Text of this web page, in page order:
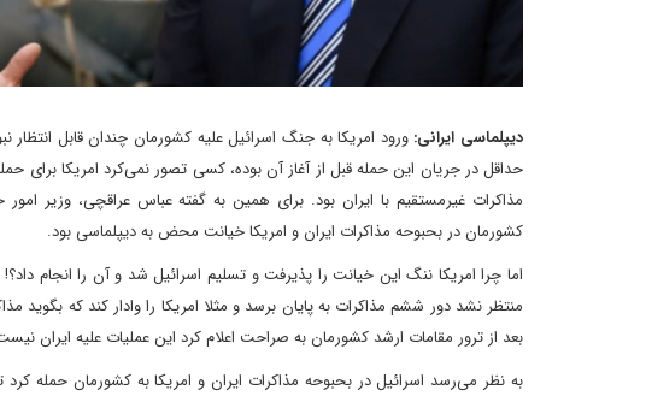
دیپلماسی ایرانی: ورود امریکا به جنگ اسرائیل علیه کشورمان چندان قابل
حداقل در جریان این حمله قبل از آغاز آن بوده، کسی تصور نمی‌کرد امریکا برای
مذاکرات غیرمستقیم با ایران بود. برای همین به گفته عباس عراقچی، وزیر
کشورمان در بحبوحه مذاکرات ایران و امریکا خیانت محض به دیپلماسی بود.
اما چرا امریکا ننگ این خیانت را پذیرفت و تسلیم اسرائیل شد و آن را انجام
منتظر نشد دور ششم مذاکرات به پایان برسد و مثلا امریکا را وادار کند که
بعد از ترور مقامات ارشد کشورمان به صراحت اعلام کرد این عملیات علیه ایران
به نظر می‌رسد اسرائیل در بحبوحه مذاکرات ایران و امریکا به کشورمان حمله